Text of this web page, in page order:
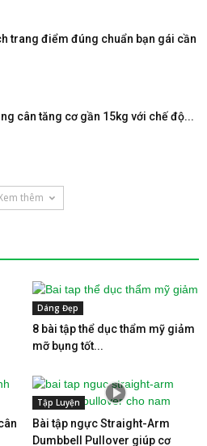
trang điểm đúng chuẩn bạn gái cần
cân tăng cơ gần 15kg với chế độ...
thêm
Dáng Đẹp
8 bài tập thể dục thẩm mỹ giảm
mỡ bụng tốt...
Tập Luyện
Bài tập ngực Straight-Arm
Dumbbell Pullover giúp cơ